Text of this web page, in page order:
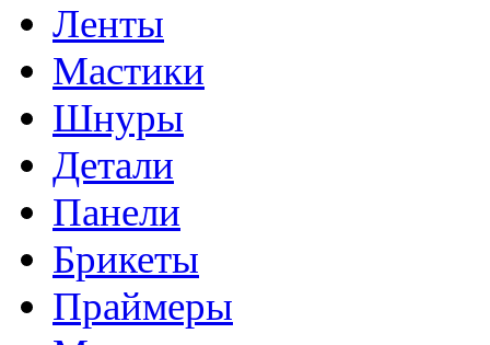
Ленты
Мастики
Шнуры
Детали
Панели
Брикеты
Праймеры